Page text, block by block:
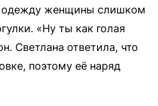
одежду женщины слишком
«Ну ты как голая
Светлана ответила, что
поэтому её наряд